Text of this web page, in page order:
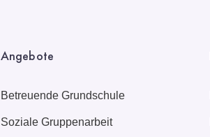
Angebote
Betreuende Grundschule
Soziale Gruppenarbeit